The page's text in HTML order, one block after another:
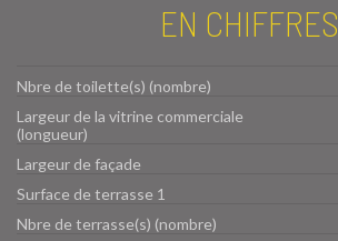
EN CHIFFRES
Nbre de toilette(s) (nombre)
Largeur de la vitrine commerciale
(longueur)
Largeur de façade
Surface de terrasse 1
Nbre de terrasse(s) (nombre)